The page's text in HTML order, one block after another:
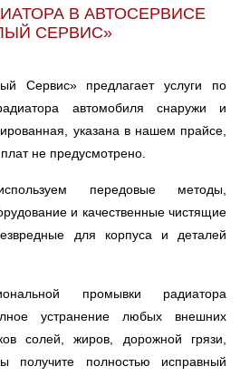
В АВТОСЕРВИСЕ
СЕРВИС»
Сервис» предлагает услуги по
автомобиля снаружи и
указана в нашем прайсе,
не предусмотрено.
передовые методы,
и качественные чистящие
для корпуса и деталей
промывки радиатора
устранение любых внешних
солей, жиров, дорожной грязи,
получите полностью исправный